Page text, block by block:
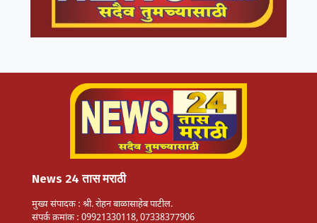
News 24 तास मराठी
मुख्य संपादक : श्री. रोहन बाळासाहेब पाटील.
संपर्क क्रमांक : 09921330118, 07338377906